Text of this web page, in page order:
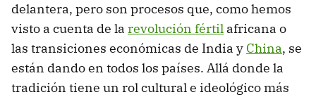
delantera, pero son procesos que, como hemos
visto a cuenta de la revolución fértil africana o
las transiciones económicas de India y China, se
están dando en todos los países. Allá donde la
tradición tiene un rol cultural e ideológico más